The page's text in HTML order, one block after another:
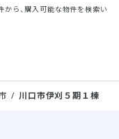
ら、購入可能な物件を検索い
川口市伊刈５期１棟